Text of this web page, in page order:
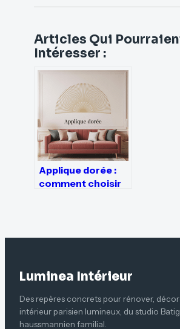
Articles Qui
Intéresser :
Applique dorée :
comment choisir
Luminea Intérieur
Des repères concrets pour rénover,
intérieur parisien lumineux, du studio
haussmannien familial.